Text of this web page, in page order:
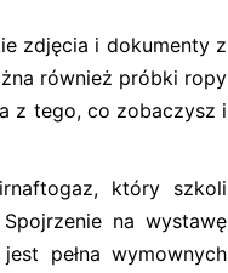
zdjęcia i dokumenty z
również próbki ropy
z tego, co zobaczysz i
który szkoli
na wystawę
pełna wymownych